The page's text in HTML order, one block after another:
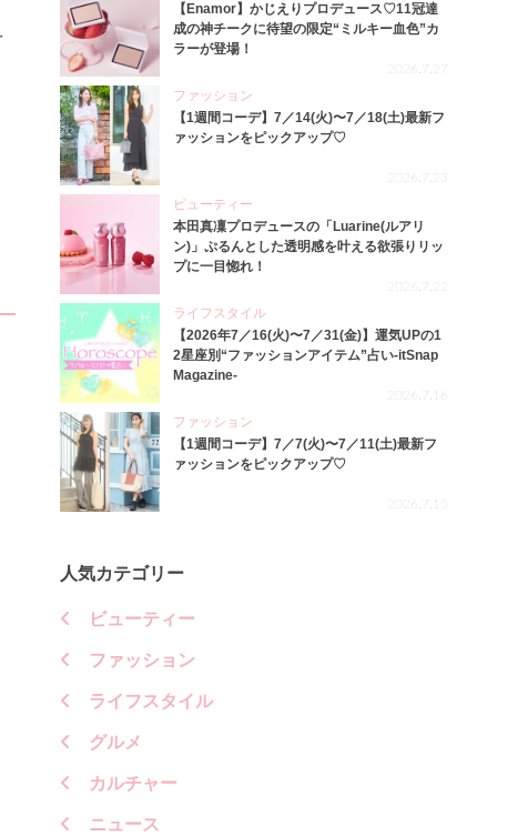
【Enamor】かじえりプロデュース♡11冠達
成の神チークに待望の限定“ミルキー血色”カ
ラーが登場！
2026.7.27
ファッション
【1週間コーデ】7／14(火)〜7／18(土)最新フ
ァッションをピックアップ♡
2026.7.23
ビューティー
本田真凜プロデュースの「Luarine(ルアリ
ン)」ぷるんとした透明感を叶える欲張りリッ
プに一目惚れ！
2026.7.22
ライフスタイル
【2026年7／16(火)〜7／31(金)】運気UPの1
2星座別“ファッションアイテム”占い-itSnap
Magazine-
2026.7.16
ファッション
【1週間コーデ】7／7(火)〜7／11(土)最新フ
ァッションをピックアップ♡
2026.7.15
人気カテゴリー
ビューティー
ファッション
ライフスタイル
グルメ
カルチャー
ニュース